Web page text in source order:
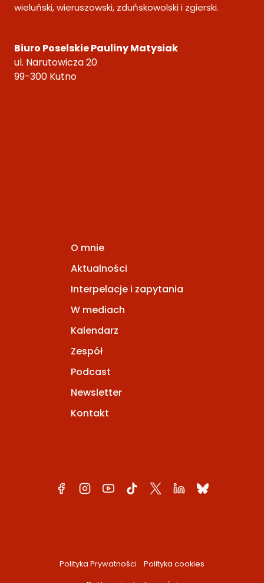
wieluński, wieruszowski, zduńskowolski i zgierski.
Biuro Poselskie Pauliny Matysiak
ul. Narutowicza 20
99-300 Kutno
O mnie
Aktualności
Interpelacje i zapytania
W mediach
Kalendarz
Zespół
Podcast
Newsletter
Kontakt
Polityka Prywatności Polityka cookies